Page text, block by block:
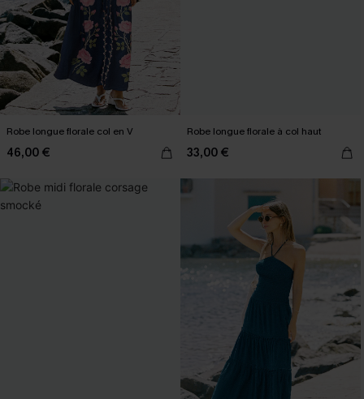
Robe longue florale col en V
46,00 €
Robe longue florale à col haut
33,00 €